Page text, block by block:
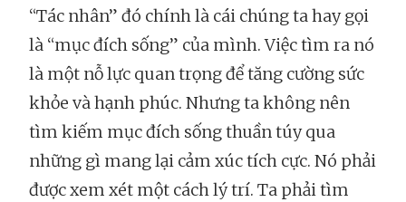
“Tác nhân” đó chính là cái chúng ta hay gọi
là “mục đích sống” của mình. Việc tìm ra nó
là một nỗ lực quan trọng để tăng cường sức
khỏe và hạnh phúc. Nhưng ta không nên
tìm kiếm mục đích sống thuần túy qua
những gì mang lại cảm xúc tích cực. Nó phải
được xem xét một cách lý trí. Ta phải tìm